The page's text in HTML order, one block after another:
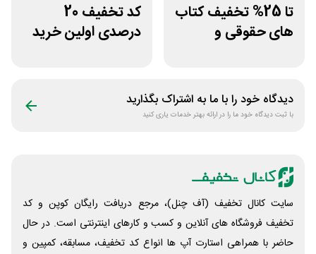
تا 25% تخفیف کتاب
های حقوقی و
کد تخفیف 20
درصدی اولین خرید
دیدگاه خود را با ما به اشتراک بگذارید
با ثبت دیدگاه خود ما را در ارائه بهتر خدمات یاری کنید
سایت کانال تخفیف (آف چنل)، مرجع دریافت رایگان کوپن و کد
تخفیف فروشگاه های آنلاین و کسب و‌ کارهای اینترنتی است. در حال
حاضر با همراهی استارت آپ ها انواع کد تخفیف، مسابقه، کمپین و